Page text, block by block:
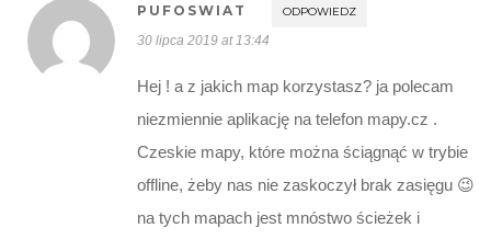
PUFOSWIAT ODPOWIEDZ
30 lipca 2019 at 13:44
Hej ! a z jakich map korzystasz? ja polecam
niezmiennie aplikację na telefon mapy.cz .
Czeskie mapy, które można ściągnąć w trybie
offline, żeby nas nie zaskoczył brak zasięgu 😉
na tych mapach jest mnóstwo ścieżek i